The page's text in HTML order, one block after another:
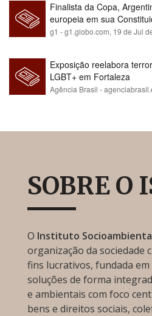
Finalista da Copa,
europeia em sua
para maioria branca
g1 - g1.globo.com, 19 de Jul
Exposição reelabora
LGBT+ em Fortaleza
Agência Brasil -
SOBRE O
O Instituto
organização da sociedade
fins lucrativos, fundada
soluções de forma
e ambientais com foco
bens e direitos sociais,